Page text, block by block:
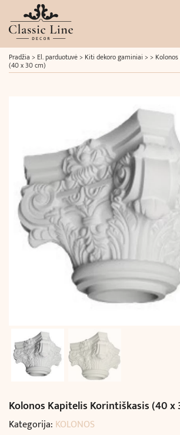
Pradžia > El. parduotuvė> Kiti dekoro gaminiai > >
(40 x 30 cm)
Kolonos Kapitelis Korintiškasis (40 x
Kategorija: KOLONOS